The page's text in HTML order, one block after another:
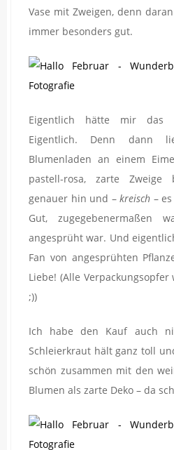
Vase mit Zweigen, denn
immer besonders gut.
Eigentlich hätte mir das
Eigentlich. Denn dann
Blumenladen an einem
pastell-rosa, zarte Zweige
genauer hin und –kreisch –
Gut,
angesprüht war. Und
Fan von angesprühten
Liebe! (Alle
;))
Ich habe den Kauf auch
Schleierkraut hält ganz toll
schön zusammen mit den
Blumen als zarte Deko – da